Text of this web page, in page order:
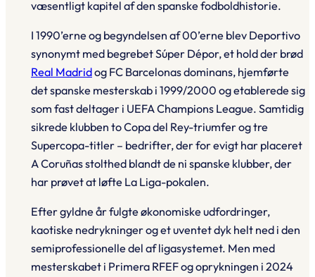
væsentligt kapitel af den spanske fodboldhistorie.
I 1990’erne og begyndelsen af 00’erne blev Deportivo
synonymt med begrebet Súper Dépor, et hold der brød
Real Madridog FC Barcelonas dominans, hjemførte
det spanske mesterskab i 1999/2000 og etablerede sig
som fast deltager i UEFA Champions League. Samtidig
sikrede klubben to Copa del Rey-triumfer og tre
Supercopa-titler – bedrifter, der for evigt har placeret
A Coruñas stolthed blandt de ni spanske klubber, der
har prøvet at løfte La Liga-pokalen.
Efter gyldne år fulgte økonomiske udfordringer,
kaotiske nedrykninger og et uventet dyk helt ned i den
semiprofessionelle del af ligasystemet. Men med
mesterskabet i Primera RFEF og oprykningen i 2024